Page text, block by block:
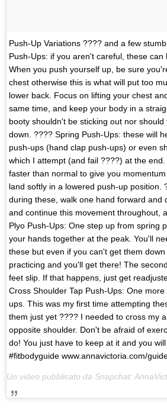
Push-Up Variations ???? and a few
Push-Ups: if you aren't careful, these can
When you push yourself up, be sure
chest otherwise this is what will put too
lower back. Focus on lifting your chest
same time, and keep your body in a
booty shouldn't be sticking out nor
down. ???? Spring Push-Ups: these will
push-ups (hand clap push-ups) or even
which I attempt (and fail ????) at the
faster than normal to give you
land softly in a lowered push-up position.
during these, walk one hand forward and
and continue this movement throughout,
Plyo Push-Ups: One step up from spring
your hands together at the peak. You'll
these but even if you can't get them
practicing and you'll get there! The
feet slip. If that happens, just get
Cross Shoulder Tap Push-Ups: One
ups. This was my first time attempting
them just yet ???? I needed to cross my
opposite shoulder. Don't be afraid of
do! You just have to keep at it and you will
#fitbodyguide www.annavictoria.com/